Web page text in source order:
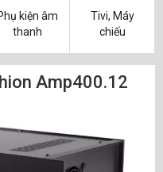
kiện âm
thanh
Tivi, Máy
chiếu
Amp400.12